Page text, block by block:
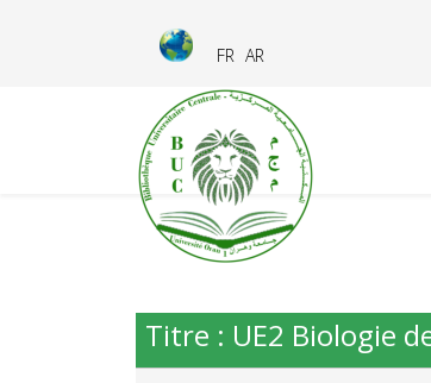
FR AR
Titre : UE2 Biologie